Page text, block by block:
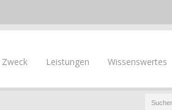
Zweck Leistungen Wissenswertes